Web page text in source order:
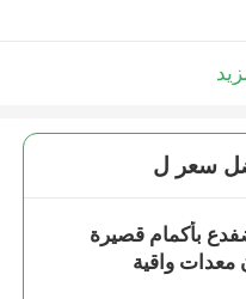
سعر ل
بأكمام قصيرة
معدات واقية